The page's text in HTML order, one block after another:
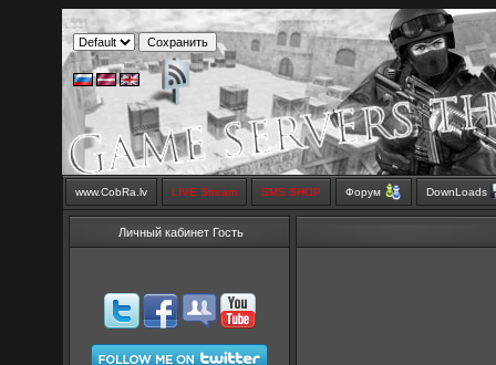
www.CobRa.lv LIVE Stream SMS SHOP Форум DownLoads
Личный кабинет Гость